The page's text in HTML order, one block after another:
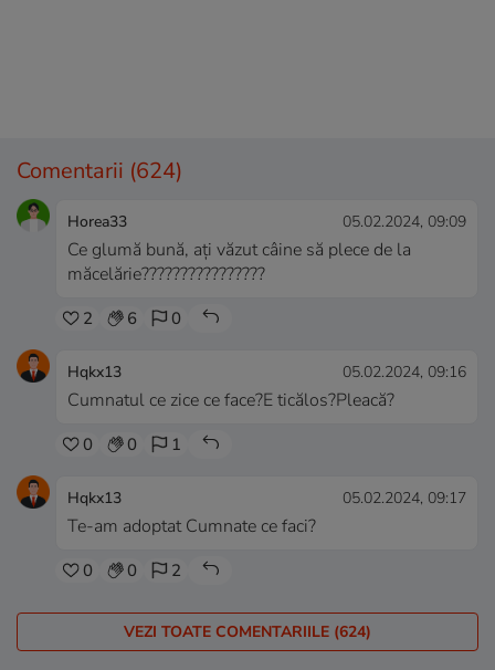
Comentarii (624)
Horea33 05.02.2024, 09:09
Ce glumă bună, ați văzut câine să plece de la
măcelărie????????????????
2 6 0
Hqkx13 05.02.2024, 09:16
Cumnatul ce zice ce face?E ticălos?Pleacă?
0 0 1
Hqkx13 05.02.2024, 09:17
Te-am adoptat Cumnate ce faci?
0 0 2
VEZI TOATE COMENTARIILE (624)